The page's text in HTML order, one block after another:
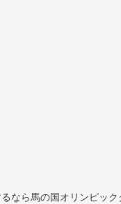
なら馬の国オリンピック